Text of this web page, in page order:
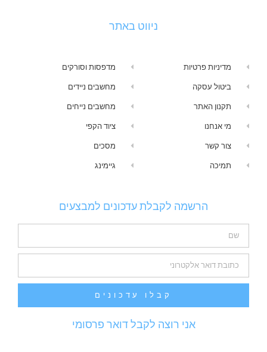
ניווט באתר
מדיניות פרטיות
ביטול עסקה
תקנון האתר
מי אנחנו
צור קשר
תמיכה
מדפסות וסורקים
מחשבים ניידים
מחשבים נייחים
ציוד הקפי
מסכים
גיימינג
הרשמה לקבלת עדכונים למבצעים
קבלו עדכונים
אני רוצה לקבל דואר פרסומי